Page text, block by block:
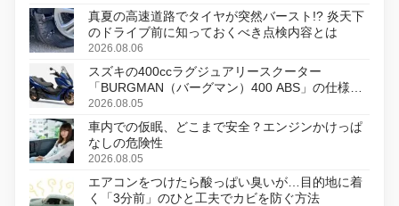
真夏の高速道路でタイヤが突然バースト!? 炎天下
のドライブ前に知っておくべき点検内容とは
2026.08.06
スズキの400ccラグジュアリースクーター
「BURGMAN（バーグマン）400 ABS」の仕様を
変更し、8月18日に発売
2026.08.05
車内での仮眠、どこまで安全？エンジンかけっぱ
なしの危険性
2026.08.05
エアコンをつけたら酸っぱい臭いが…目的地に着
く「3分前」のひと工夫でカビを防ぐ方法